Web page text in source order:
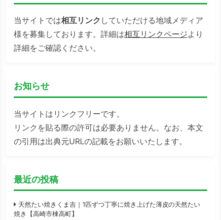
当サイトでは相互リンク していただける地域メディア
様を募集しております。詳細は相互リンクページより
詳細をご確認ください。
お知らせ
当サイトはリンクフリーです。
リンクを貼る際の許可は必要ありません。なお、本文
の引用は出典元URLの記載をお願いいたします。
最近の投稿
天然たい焼きくま吉｜1匹ずつ丁寧に焼き上げた薄皮の天然たい
焼き【高崎市棟高町】